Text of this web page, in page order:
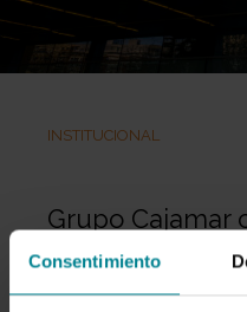
Consentimiento
INSTITUCIONAL
Grupo Cajamar
en deuda senior